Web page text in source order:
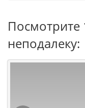
Посмотрите
неподалеку: